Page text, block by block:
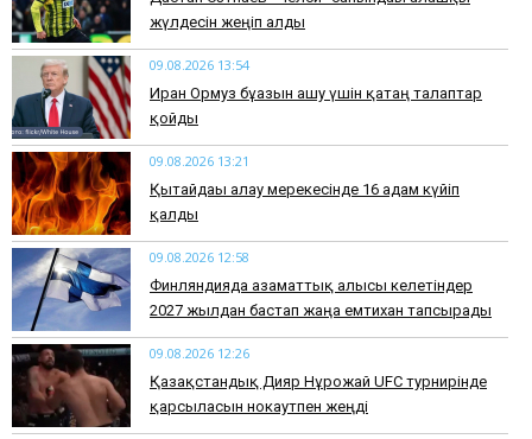
жүлдесін жеңіп алды
09.08.2026 13:54
Иран Ормуз бұғазын ашу үшін қатаң талаптар
қойды
09.08.2026 13:21
Қытайдағы алау мерекесінде 16 адам күйіп
қалды
09.08.2026 12:58
Финляндияда азаматтық алғысы келетіндер
2027 жылдан бастап жаңа емтихан тапсырады
09.08.2026 12:26
Қазақстандық Дияр Нұрғожай UFC турнирінде
қарсыласын нокаутпен жеңді